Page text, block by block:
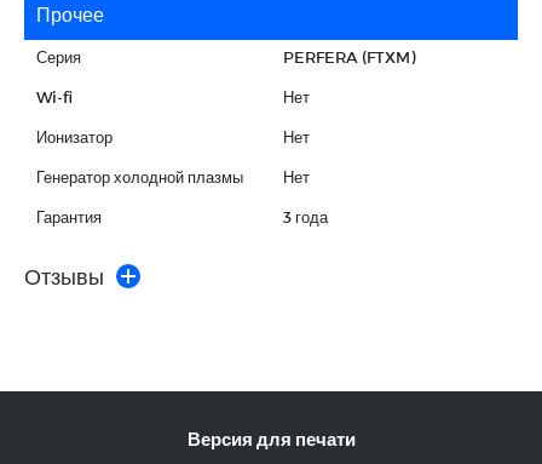
Прочее
Серия PERFERA (FTXM)
Wi-fi Нет
Ионизатор Нет
Генератор холодной плазмы Нет
Гарантия 3 года
Отзывы
Версия для печати